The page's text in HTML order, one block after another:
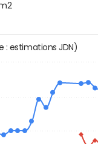
(source : estimations JDN)